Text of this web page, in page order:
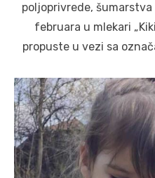
poljoprivrede,
februara u mlekari
propuste u vezi sa